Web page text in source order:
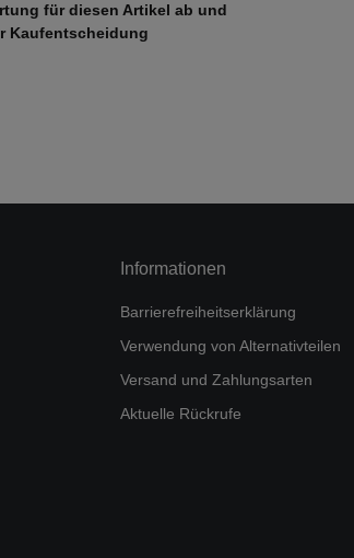
für diesen Artikel ab und
Kaufentscheidung
Informationen
Barrierefreiheitserklärung
Verwendung von Alternativteilen
Versand und Zahlungsarten
Aktuelle Rückrufe